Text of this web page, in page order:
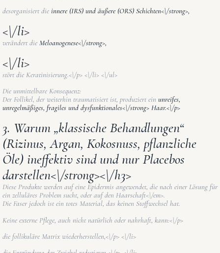
desorganisiert die innere (IRS) und äußere (ORS) Schichten<\/strong>,
<\/li>
verändert die Meloanogenese<\/strong>,
<\/li>
stört die Keratinisierung.<\/p> <\/li> <\/ul>
Die unmittelbare Konsequenz:
Der Follikel, der weiterhin traumatisiert ist, produziert ein unreifes,
unregelmäßiges, fragiles und dysfunktionales<\/strong> Haar.<\/p>
3. Warum „klassische Behandlungen“
(Rizinus, Argan, Kokosnuss, pflanzliche
Öle) ineffektiv sind und nur Placebos
darstellen<\/strong><\/h3>
Diese Produkte werden auf eine Epidermis angewendet, die nach einer Lösung für
ein zelluläres Problem sucht, oder auf den Haarschaft<\/em>.
Die Faser jedoch ist ein totes Material, das keinen Stoffwechsel hat.
Keine externe Pflege, auch nicht natürlich oder nahrhaft, kann:<\/p>
die follikuläre Matrix wiederherstellen,<\/p> <\/li>